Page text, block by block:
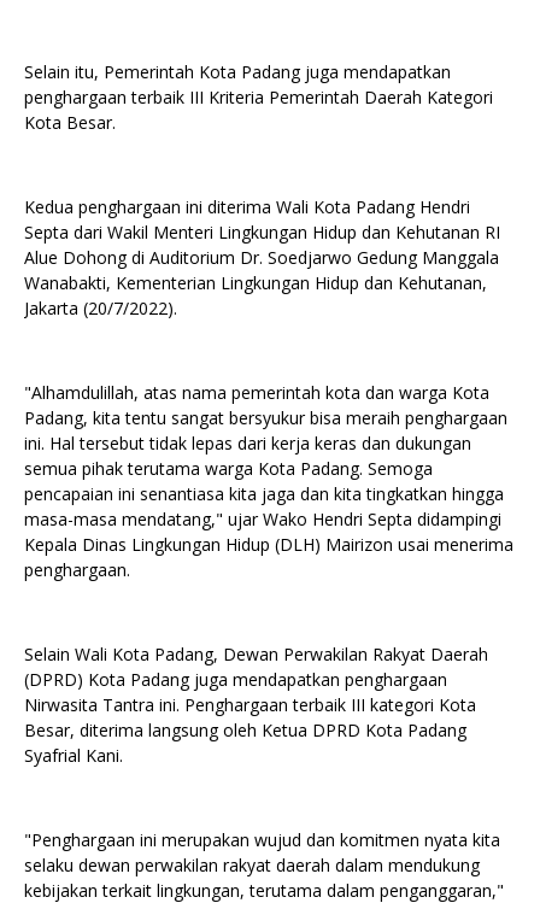
Selain itu, Pemerintah Kota Padang juga mendapatkan
penghargaan terbaik III Kriteria Pemerintah Daerah Kategori
Kota Besar.
Kedua penghargaan ini diterima Wali Kota Padang Hendri
Septa dari Wakil Menteri Lingkungan Hidup dan Kehutanan RI
Alue Dohong di Auditorium Dr. Soedjarwo Gedung Manggala
Wanabakti, Kementerian Lingkungan Hidup dan Kehutanan,
Jakarta (20/7/2022).
"Alhamdulillah, atas nama pemerintah kota dan warga Kota
Padang, kita tentu sangat bersyukur bisa meraih penghargaan
ini. Hal tersebut tidak lepas dari kerja keras dan dukungan
semua pihak terutama warga Kota Padang. Semoga
pencapaian ini senantiasa kita jaga dan kita tingkatkan hingga
masa-masa mendatang," ujar Wako Hendri Septa didampingi
Kepala Dinas Lingkungan Hidup (DLH) Mairizon usai menerima
penghargaan.
Selain Wali Kota Padang, Dewan Perwakilan Rakyat Daerah
(DPRD) Kota Padang juga mendapatkan penghargaan
Nirwasita Tantra ini. Penghargaan terbaik III kategori Kota
Besar, diterima langsung oleh Ketua DPRD Kota Padang
Syafrial Kani.
"Penghargaan ini merupakan wujud dan komitmen nyata kita
selaku dewan perwakilan rakyat daerah dalam mendukung
kebijakan terkait lingkungan, terutama dalam penganggaran,"